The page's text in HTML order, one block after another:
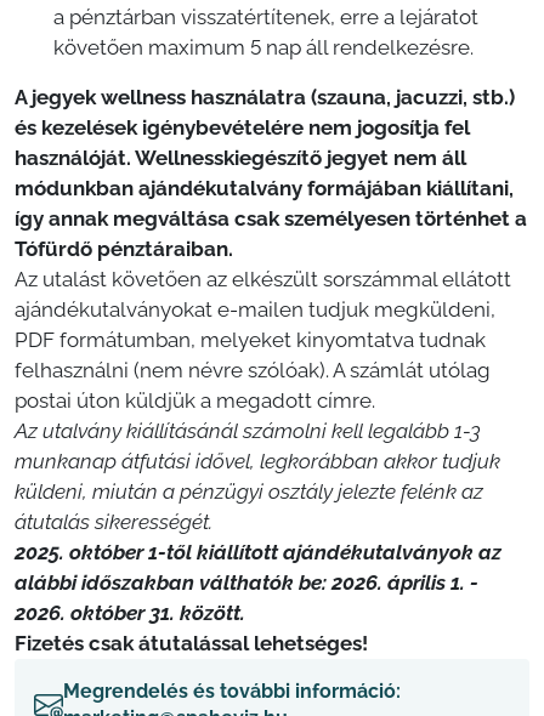
a pénztárban visszatértítenek, erre a lejáratot
követően maximum 5 nap áll rendelkezésre.
A jegyek wellness használatra (szauna, jacuzzi, stb.)
és kezelések igénybevételére nem jogosítja fel
használóját. Wellnesskiegészítő jegyet nem áll
módunkban ajándékutalvány formájában kiállítani,
így annak megváltása csak személyesen történhet a
Tófürdő pénztáraiban.
Az utalást követően az elkészült sorszámmal ellátott
ajándékutalványokat e-mailen tudjuk megküldeni,
PDF formátumban, melyeket kinyomtatva tudnak
felhasználni (nem névre szólóak). A számlát utólag
postai úton küldjük a megadott címre.
Az utalvány kiállításánál számolni kell legalább 1-3
munkanap átfutási idővel, legkorábban akkor tudjuk
küldeni, miután a pénzügyi osztály jelezte felénk az
átutalás sikerességét.
2025. október 1-től kiállított ajándékutalványok az
alábbi időszakban válthatók be: 2026. április 1. -
2026. október 31. között.
Fizetés csak átutalással lehetséges!
Megrendelés és további információ: